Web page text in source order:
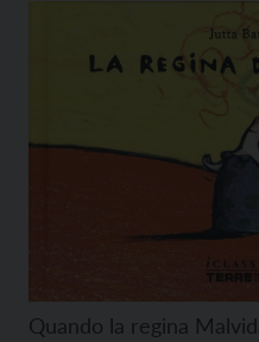
Quando la regina